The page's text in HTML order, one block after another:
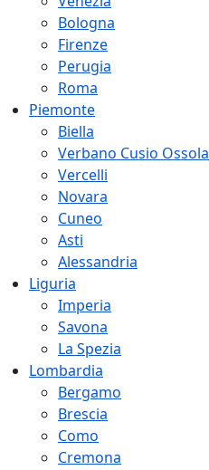
Bologna
Firenze
Perugia
Roma
Piemonte
Biella
Verbano Cusio Ossola
Vercelli
Novara
Cuneo
Asti
Alessandria
Liguria
Imperia
Savona
La Spezia
Lombardia
Bergamo
Brescia
Como
Cremona